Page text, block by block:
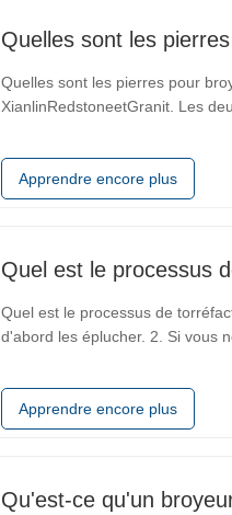
Quelles sont les
Quelles sont les pierres pour
XianlinRedstoneetGranit. Les
fonctionner en continu pendant
Apprendre encore plus
Quel est le processus
Quel est le processus de
d'abord les éplucher. 2. Si vous
l'eau dans les…
Apprendre encore plus
Qu'est-ce qu'un